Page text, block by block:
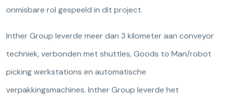
onmisbare rol gespeeld in dit project.
Inther Group leverde meer dan 3 kilometer aan conveyor
techniek, verbonden met shuttles, Goods to Man/robot
picking werkstations en automatische
verpakkingsmachines. Inther Group leverde het